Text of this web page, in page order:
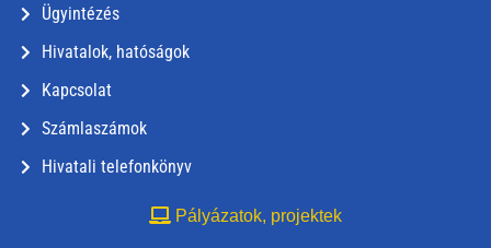
Ügyintézés
Hivatalok, hatóságok
Kapcsolat
Számlaszámok
Hivatali telefonkönyv
Pályázatok, projektek